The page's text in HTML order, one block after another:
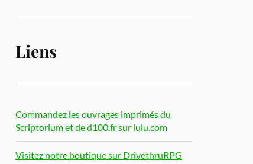
Liens
Commandez les ouvrages imprimés du
Scriptorium et de d100.fr sur lulu.com
Visitez notre boutique sur DrivethruRPG